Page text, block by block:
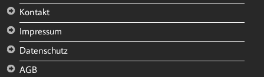
Kontakt
Impressum
Datenschutz
AGB